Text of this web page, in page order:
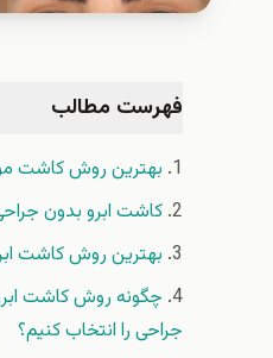
فهرست مطالب
بهترین روش کاشت مو
کاشت ابرو بدون جراحی با روش FUE
بهترین روش کاشت ابرو و مزایا آن
چگونه روش کاشت ابرو با جراحی
جراحی را انتخاب کنیم؟